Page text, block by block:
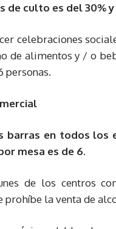
de culto es del 30%
celebraciones
de alimentos y / o
personas.
barras en todos los
mesa es de 6.
de los centros
la venta de